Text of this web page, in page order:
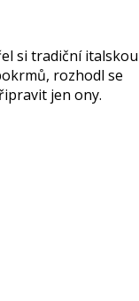
si tradiční italskou
rozhodl se
jen ony.